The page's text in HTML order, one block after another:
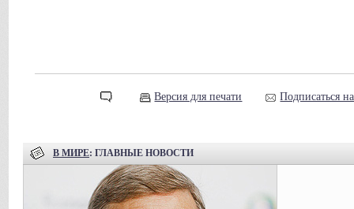
Версия для печати Подписаться
В МИРЕ: ГЛАВНЫЕ НОВОСТИ